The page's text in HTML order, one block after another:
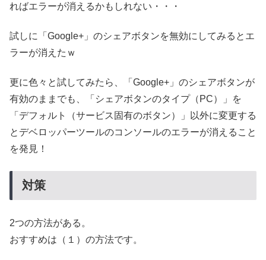
ればエラーが消えるかもしれない・・・
試しに「Google+」のシェアボタンを無効にしてみるとエ
ラーが消えたｗ
更に色々と試してみたら、「Google+」のシェアボタンが
有効のままでも、「シェアボタンのタイプ（PC）」を
「デフォルト（サービス固有のボタン）」以外に変更する
とデベロッパーツールのコンソールのエラーが消えること
を発見！
対策
2つの方法がある。
おすすめは（１）の方法です。